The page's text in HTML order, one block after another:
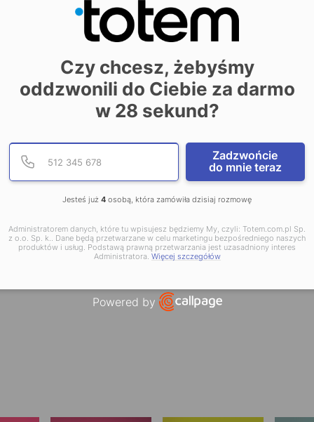
prostego. Dostępne są
a także różne
także obwoluty oraz
oprawy przeczytasz
podnoszą
W przypadku opraw
foliami metalizowanymi,
Dodatkowo, dla ochrony
zalecamy laminowanie.
tutaj.
Czy chcesz, żebyśmy
oddzwonili do Ciebie za darmo
w 28 sekund?
Numer telefonu
Podaj poprawny numer
Zadzwońcie
do mnie teraz
Jesteś już 4 osobą, która zamówiła dzisiaj rozmowę
Administratorem danych, które tu wpisujesz będziemy My, czyli: Totem.com.pl Sp.
z o.o. Sp. k.. Dane będą przetwarzane w celu marketingu bezpośredniego naszych
produktów i usług. Podstawą prawną przetwarzania jest uzasadniony interes
Administratora. Więcej szczegółów
Powered by